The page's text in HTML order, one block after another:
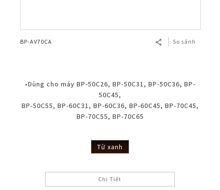
BP-AV70CA So sánh
•Dùng cho máy BP-50C26, BP-50C31, BP-50C36, BP-
50C45,
BP-50C55, BP-60C31, BP-60C36, BP-60C45, BP-70C45,
BP-70C55, BP-70C65
Từ xanh
Chi Tiết